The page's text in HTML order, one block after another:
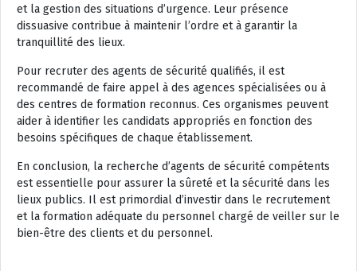
et la gestion des situations d’urgence. Leur présence
dissuasive contribue à maintenir l’ordre et à garantir la
tranquillité des lieux.
Pour recruter des agents de sécurité qualifiés, il est
recommandé de faire appel à des agences spécialisées ou à
des centres de formation reconnus. Ces organismes peuvent
aider à identifier les candidats appropriés en fonction des
besoins spécifiques de chaque établissement.
En conclusion, la recherche d’agents de sécurité compétents
est essentielle pour assurer la sûreté et la sécurité dans les
lieux publics. Il est primordial d’investir dans le recrutement
et la formation adéquate du personnel chargé de veiller sur le
bien-être des clients et du personnel.